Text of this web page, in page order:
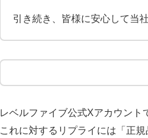
引き続き、皆様に安心して当
レベルファイブ公式Xアカウント
これに対するリプライには「正